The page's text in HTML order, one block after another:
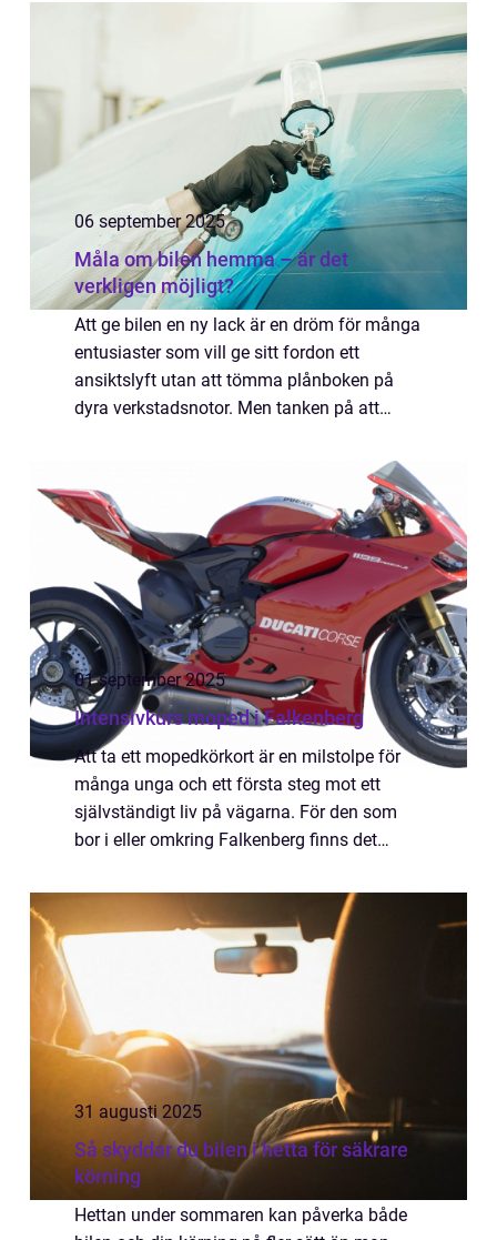
06 september 2025
Måla om bilen hemma – är det
verkligen möjligt?
Att ge bilen en ny lack är en dröm för många
entusiaster som vill ge sitt fordon ett
ansiktslyft utan att tömma plånboken på
dyra verkstadsnotor. Men tanken på att
01 september 2025
Intensivkurs moped i Falkenberg
Att ta ett mopedkörkort är en milstolpe för
många unga och ett första steg mot ett
självständigt liv på vägarna. För den som
bor i eller omkring Falkenberg finns det
31 augusti 2025
Så skyddar du bilen i hetta för säkrare
körning
Hettan under sommaren kan påverka både